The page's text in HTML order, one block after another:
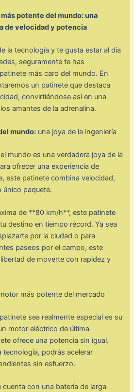
potente del mundo: una
de velocidad y potencia
la tecnología y te gusta estar al día
seguramente te has
más caro del mundo. En
un patinete que destaca
convirtiéndose así en una
amantes de la adrenalina.
mundo: una joya de la ingeniería
mundo es una verdadera joya de la
ofrecer una experiencia de
este patinete combina velocidad,
único paquete.
de **80 km/h**, este patinete
destino en tiempo récord. Ya sea
por la ciudad o para
paseos por el campo, este
de moverte con rapidez y
más potente del mercado
sea realmente especial es su
motor eléctrico de última
ofrece una potencia sin igual.
tecnología, podrás acelerar
sin esfuerzo.
con una batería de larga